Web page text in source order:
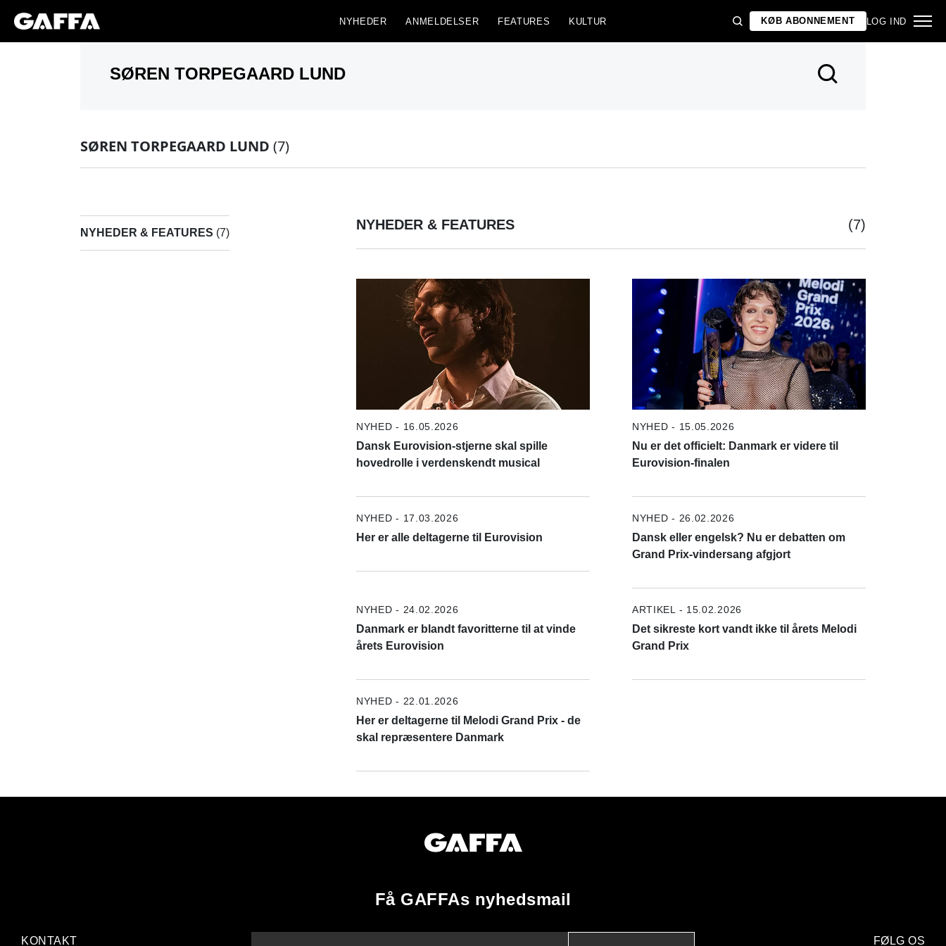
NYHEDER ANMELDELSER FEATURES KULTUR KØB ABONNEMENT LOG IND
SØREN TORPEGAARD LUND (7)
NYHEDER & FEATURES (7)
NYHEDER & FEATURES (7)
NYHED - 16.05.2026
Dansk Eurovision-stjerne skal spille
hovedrolle i verdenskendt musical
NYHED - 15.05.2026
Nu er det officielt: Danmark er videre til
Eurovision-finalen
NYHED - 17.03.2026
Her er alle deltagerne til Eurovision
NYHED - 26.02.2026
Dansk eller engelsk? Nu er debatten om
Grand Prix-vindersang afgjort
NYHED - 24.02.2026
Danmark er blandt favoritterne til at vinde
årets Eurovision
ARTIKEL - 15.02.2026
Det sikreste kort vandt ikke til årets Melodi
Grand Prix
NYHED - 22.01.2026
Her er deltagerne til Melodi Grand Prix - de
skal repræsentere Danmark
Få GAFFAs nyhedsmail
KONTAKT
FØLG OS